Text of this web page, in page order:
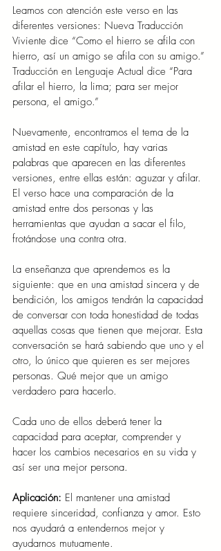
Leamos con atención este verso en las
diferentes versiones: Nueva Traducción
Viviente dice “Como el hierro se afila con
hierro, así un amigo se afila con su amigo.”
Traducción en Lenguaje Actual dice “Para
afilar el hierro, la lima; para ser mejor
persona, el amigo.”
Nuevamente, encontramos el tema de la
amistad en este capítulo, hay varias
palabras que aparecen en las diferentes
versiones, entre ellas están: aguzar y afilar.
El verso hace una comparación de la
amistad entre dos personas y las
herramientas que ayudan a sacar el filo,
frotándose una contra otra.
La enseñanza que aprendemos es la
siguiente: que en una amistad sincera y de
bendición, los amigos tendrán la capacidad
de conversar con toda honestidad de todas
aquellas cosas que tienen que mejorar. Esta
conversación se hará sabiendo que uno y el
otro, lo único que quieren es ser mejores
personas. Qué mejor que un amigo
verdadero para hacerlo.
Cada uno de ellos deberá tener la
capacidad para aceptar, comprender y
hacer los cambios necesarios en su vida y
así ser una mejor persona.
Aplicación: El mantener una amistad
requiere sinceridad, confianza y amor. Esto
nos ayudará a entendernos mejor y
ayudarnos mutuamente.